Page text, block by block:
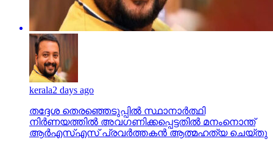
kerala2 days ago
തദ്ദേശ തെരഞ്ഞെടുപ്പില്‍ സ്ഥാനാര്‍ത്ഥി
നിര്‍ണയത്തില്‍ അവഗണിക്കപ്പെട്ടതില്‍ മനംനൊന്ത്
ആര്‍എസ്എസ് പ്രവര്‍ത്തകന്‍ ആത്മഹത്യ ചെയ്തു